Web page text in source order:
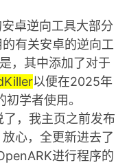
卓逆向工具大部分
有关安卓的逆向工
，其中添加了对于
以便在2025年
学者使用。
了，我主页之前发布
心，全更新进去了
进行程序的